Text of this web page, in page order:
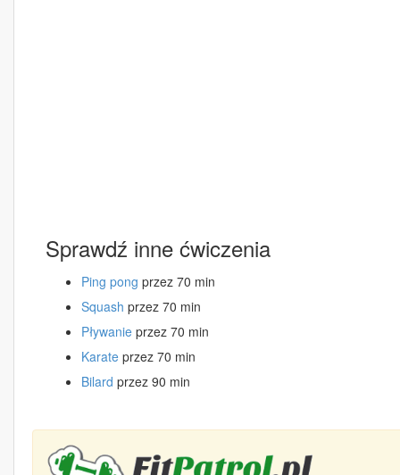
Sprawdź inne ćwiczenia
Ping pong przez 70 min
Squash przez 70 min
Pływanie przez 70 min
Karate przez 70 min
Bilard przez 90 min